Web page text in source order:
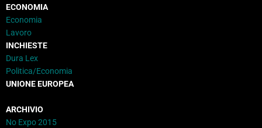
ECONOMIA
Economia
Lavoro
INCHIESTE
Dura Lex
Politica/Economia
UNIONE EUROPEA
ARCHIVIO
No Expo 2015